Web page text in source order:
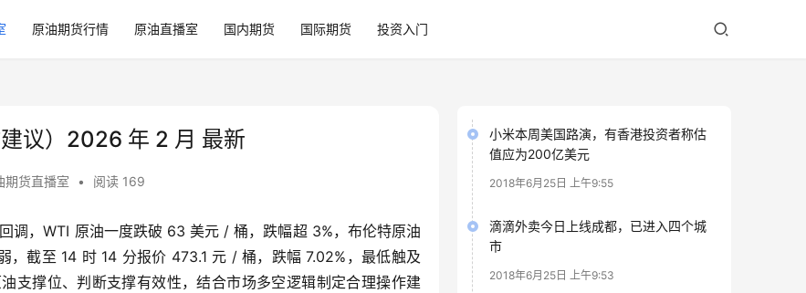
原油期货行情 原油直播室 国内期货 国际期货 投资入门
议）2026 年 2 月 最新
期货直播室 • 阅读 169
调，WTI 原油一度跌破 63 美元 / 桶，跌幅超 3%，布伦特原油
截至 14 时 14 分报价 473.1 元 / 桶，跌幅 7.02%，最低触及
支撑位、判断支撑有效性，结合市场多空逻辑制定合理操作建
小米本周美国路演，有香港投资者称估
值应为200亿美元
2018年6月25日 上午9:55
滴滴外卖今日上线成都，已进入四个城
市
2018年6月25日 上午9:53